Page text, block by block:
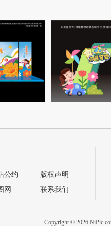
公约
网
版权声明
联系我们
Copyright © 2026